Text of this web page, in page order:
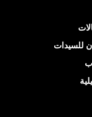
للسيدات